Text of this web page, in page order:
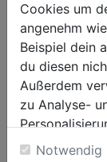
SO
Cookies um
angenehm
Beispiel dein
du diesen
Außerdem
zu Analyse-
Einwilligung
Notwendig